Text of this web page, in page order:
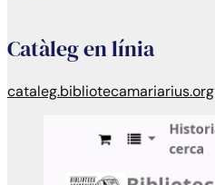
Catàleg en línia
cataleg.bibliotecamariarius.org